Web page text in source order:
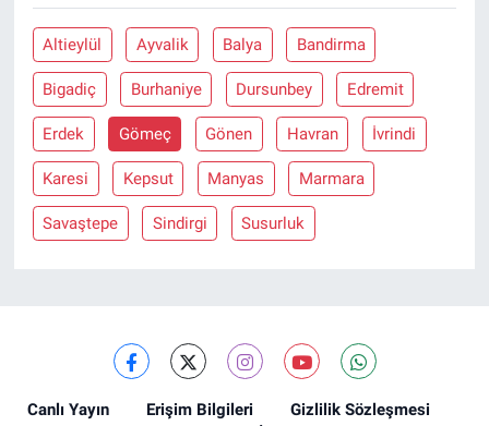
Altieylül Ayvalik Balya Bandirma
Bigadiç Burhaniye Dursunbey Edremit
Erdek Gömeç Gönen Havran İvrindi
Karesi Kepsut Manyas Marmara
Savaştepe Sindirgi Susurluk
Canlı Yayın Erişim Bilgileri
Gizlilik Sözleşmesi